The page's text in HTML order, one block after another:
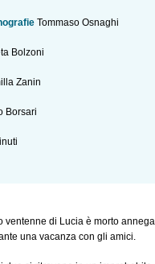
Tommaso Osnaghi
Bolzoni
Zanin
Borsari
ventenne di Lucia è morto
una vacanza con gli amici.